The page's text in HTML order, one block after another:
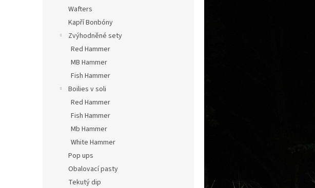
Wafters
Kapří Bonbóny
Zvýhodněné sety
Red Hammer
MB Hammer
Fish Hammer
Boilies v soli
Red Hammer
Fish Hammer
Mb Hammer
White Hammer
Pop ups
Obalovací pasty
Tekutý dip